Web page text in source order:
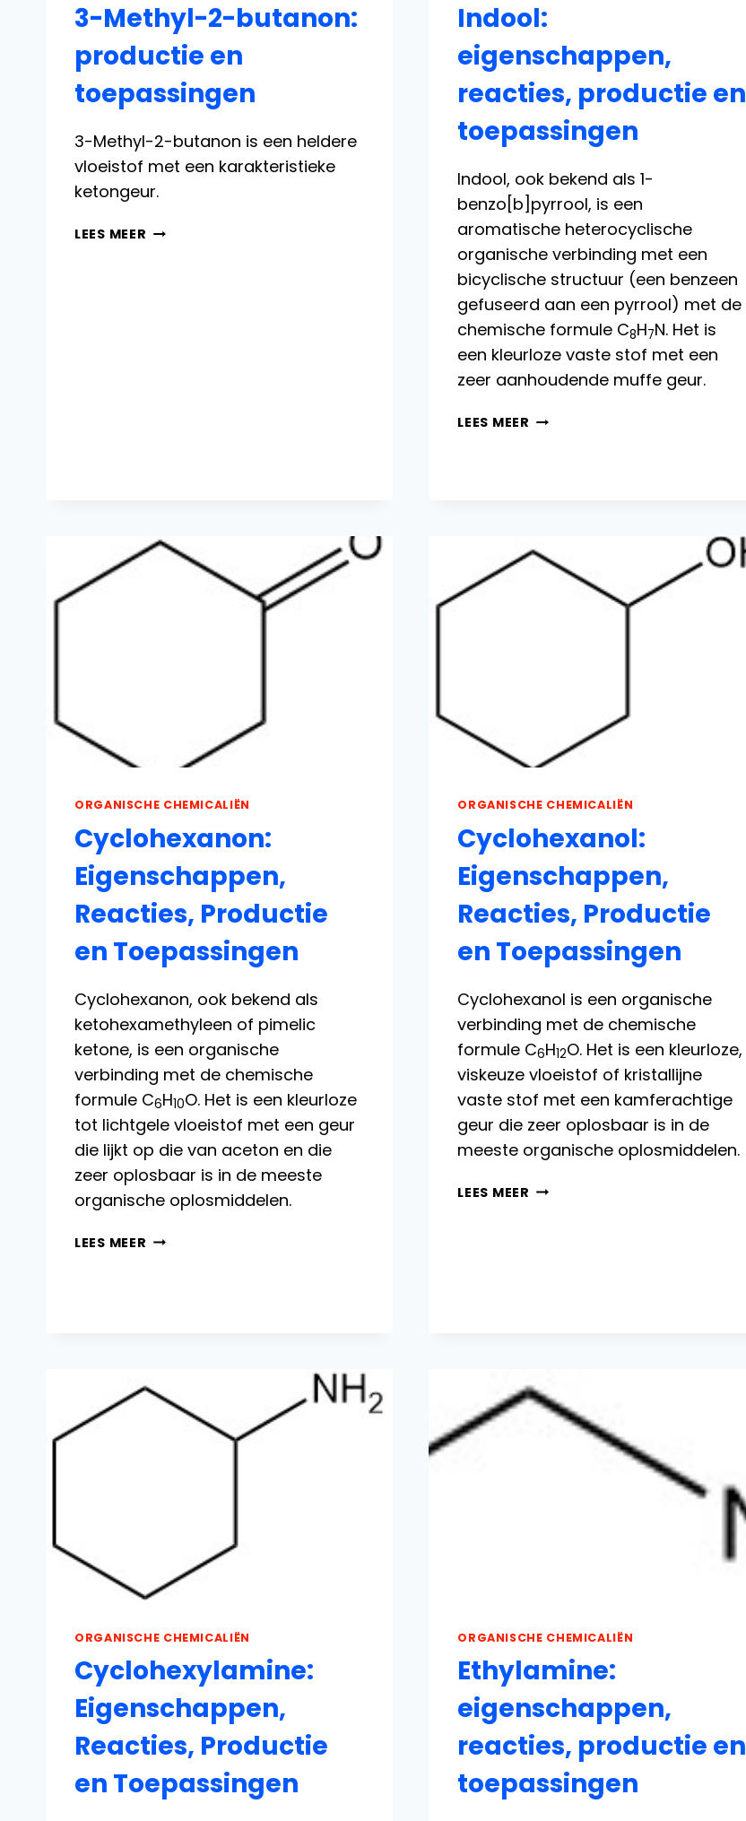
3-Methyl-2-butanon:
productie en
toepassingen
3-Methyl-2-butanon is een heldere
vloeistof met een karakteristieke
ketongeur.
LEES MEER 3-
Indool:
eigenschappen,
reacties, productie en
toepassingen
Indool, ook bekend als 1-
benzo[b]pyrrool, is een
aromatische heterocyclische
organische verbinding met een
bicyclische structuur (een benzeen
gefuseerd aan een pyrrool) met de
chemische formule C8H7N. Het is
een kleurloze vaste stof met een
zeer aanhoudende muffe geur.
LEES MEER INDOOL:
ORGANISCHE CHEMICALIËN
Cyclohexanon:
Eigenschappen,
Reacties, Productie
en Toepassingen
Cyclohexanon, ook bekend als
ketohexamethyleen of pimelic
ketone, is een organische
verbinding met de chemische
formule C6H10O. Het is een kleurloze
tot lichtgele vloeistof met een geur
die lijkt op die van aceton en die
zeer oplosbaar is in de meeste
organische oplosmiddelen.
LEES MEER CYCLOHEXANON:
ORGANISCHE CHEMICALIËN
Cyclohexanol:
Eigenschappen,
Reacties, Productie
en Toepassingen
Cyclohexanol is een organische
verbinding met de chemische
formule C6H12O. Het is een kleurloze,
viskeuze vloeistof of kristallijne
vaste stof met een kamferachtige
geur die zeer oplosbaar is in de
meeste organische oplosmiddelen.
LEES MEER CYCLOHEXANOL:
ORGANISCHE CHEMICALIËN
Cyclohexylamine:
Eigenschappen,
Reacties, Productie
en Toepassingen
ORGANISCHE CHEMICALIËN
Ethylamine:
eigenschappen,
reacties, productie en
toepassingen